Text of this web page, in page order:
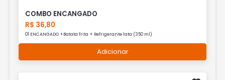
COMBO ENCANGADO
R$ 36,80
01 ENCANGADO +Batata frita + Refrigerante lata (350 ml)
Adicionar